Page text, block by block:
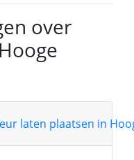
over
laten plaatsen in